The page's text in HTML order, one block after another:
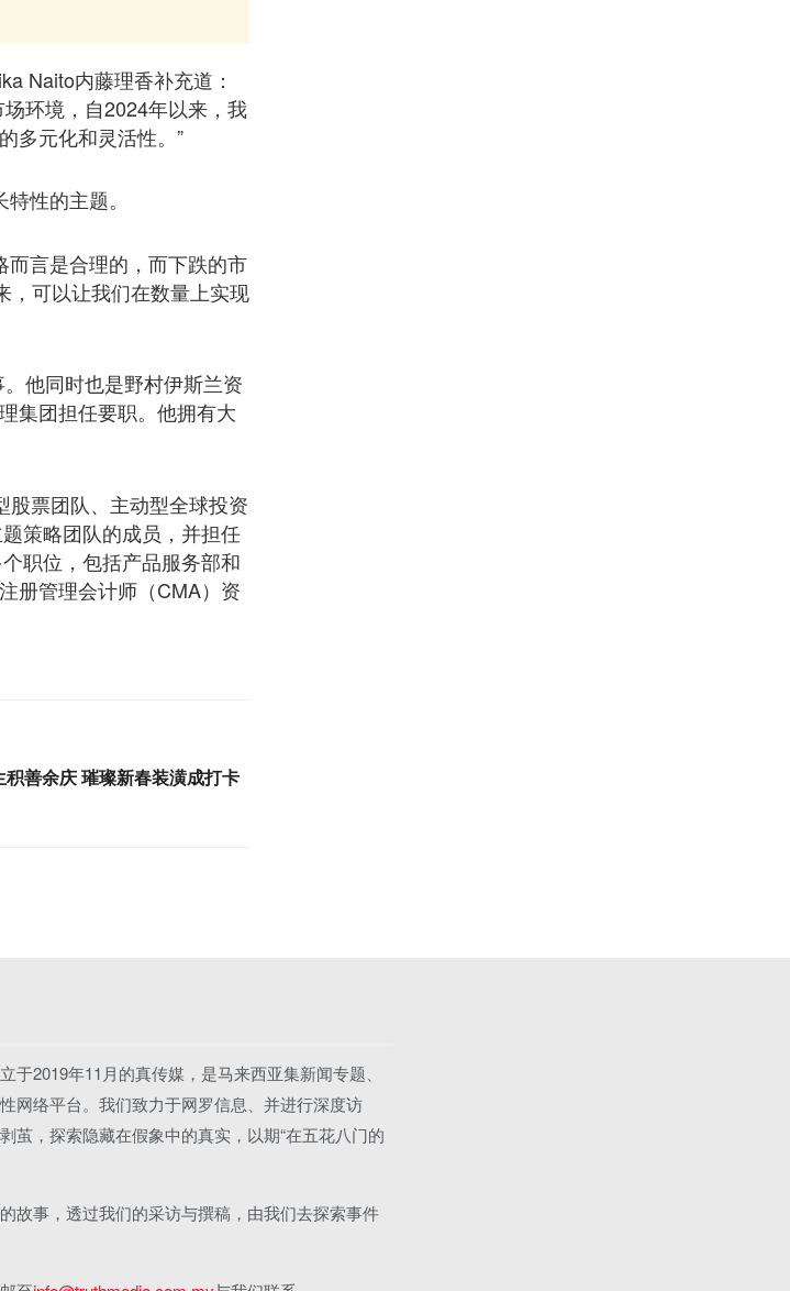
Naito内藤理香补充道：
环境，自2024年以来，我
多元化和灵活性。”
性的主题。
言是合理的，而下跌的市
，可以让我们在数量上实现
他同时也是野村伊斯兰资
集团担任要职。他拥有大
票团队、主动型全球投资
策略团队的成员，并担任
职位，包括产品服务部和
册管理会计师（CMA）资
善余庆 璀璨新春装潢成打卡
2019年11月的真传媒，是马来西亚集新闻专题、
网络平台。我们致力于网罗信息、并进行深度访
茧，探索隐藏在假象中的真实，以期“在五花八门的
故事，透过我们的采访与撰稿，由我们去探索事件